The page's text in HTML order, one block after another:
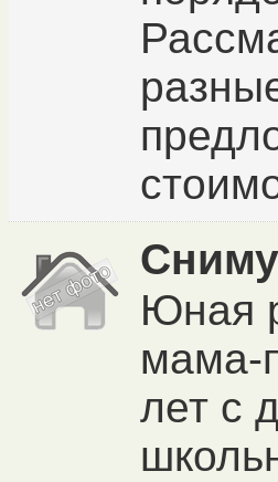
Юная
мама-
лет с